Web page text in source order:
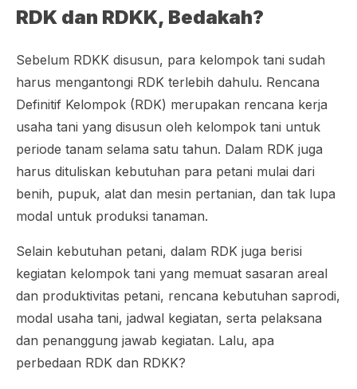
RDK dan RDKK, Bedakah?
Sebelum RDKK disusun, para kelompok tani sudah
harus mengantongi RDK terlebih dahulu. Rencana
Definitif Kelompok (RDK) merupakan rencana kerja
usaha tani yang disusun oleh kelompok tani untuk
periode tanam selama satu tahun. Dalam RDK juga
harus dituliskan kebutuhan para petani mulai dari
benih, pupuk, alat dan mesin pertanian, dan tak lupa
modal untuk produksi tanaman.
Selain kebutuhan petani, dalam RDK juga berisi
kegiatan kelompok tani yang memuat sasaran areal
dan produktivitas petani, rencana kebutuhan saprodi,
modal usaha tani, jadwal kegiatan, serta pelaksana
dan penanggung jawab kegiatan. Lalu, apa
perbedaan RDK dan RDKK?